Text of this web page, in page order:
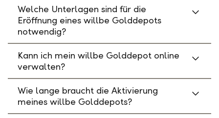
Welche Unterlagen sind für die
Eröffnung eines willbe Golddepots
notwendig?
Kann ich mein willbe Golddepot online
verwalten?
Wie lange braucht die Aktivierung
meines willbe Golddepots?